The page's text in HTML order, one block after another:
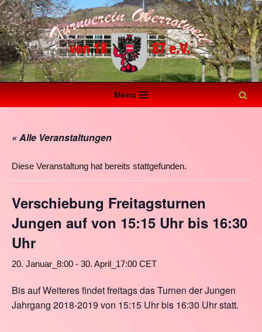
Zum
Inhalt
springen
Menu
« Alle Veranstaltungen
Diese Veranstaltung hat bereits stattgefunden.
Verschiebung Freitagsturnen
Jungen auf von 15:15 Uhr bis 16:30
Uhr
20. Januar_8:00 - 30. April_17:00 CET
Bis auf Weiteres findet freitags das Turnen der Jungen
Jahrgang 2018-2019 von 15:15 Uhr bis 16:30 Uhr statt.